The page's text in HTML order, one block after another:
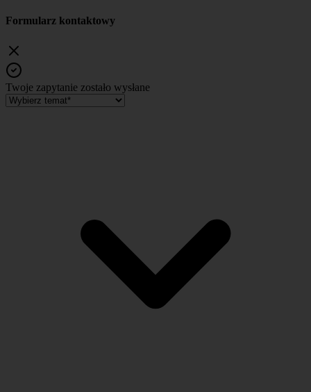
Formularz kontaktowy
Twoje zapytanie zostało wysłane